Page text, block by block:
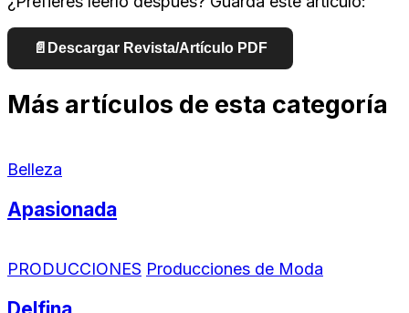
📄 Descargar Revista/Artículo PDF
Más artículos de esta categoría
Belleza
Apasionada
PRODUCCIONES Producciones de Moda